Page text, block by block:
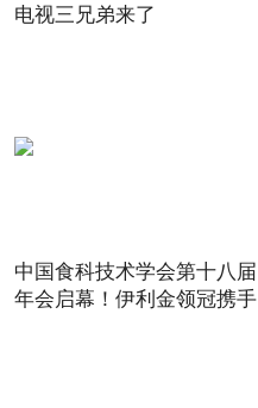
电视三兄弟来了
中国食科技术学会第十八届
年会启幕！伊利金领冠携手